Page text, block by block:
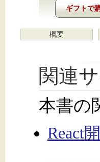
ギフトで
概要
関連
本書の
React